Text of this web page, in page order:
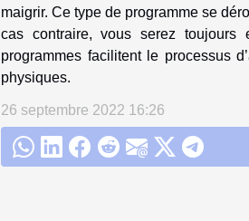
maigrir. Ce type de programme se
cas contraire, vous serez toujours
programmes facilitent le processus
physiques.
26 septembre 2022 16:26